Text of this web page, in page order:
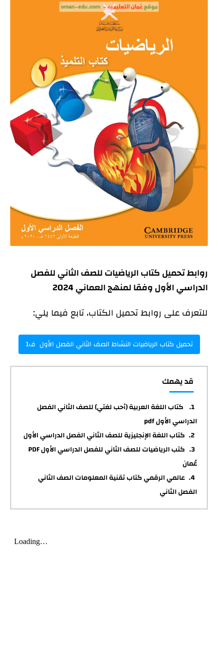
روابط تحميل كتاب الرياضيات للصف الثاني للفصل
الدراسي الأول وفقا لمنهج العماني 2024
للتعرف على روابط تحميل الكتاب، تابع فيما يلي:
تحميل كتاب الرياضيات النشاط الصف الثاني الفصل الأول ف1
قد يهمك
كتاب اللغة العربية (أحب لغتي) للصف الثاني الفصل
الدراسي الأول pdf
كتاب اللغة الإنجليزية للصف الثاني الفصل الدراسي الأول
كتب الرياضيات للصف الثاني للفصل الدراسي الأول PDF
عُمان
عالمي الرقمي كتاب تقنية المعلومات الصف الثاني
الفصل الثاني